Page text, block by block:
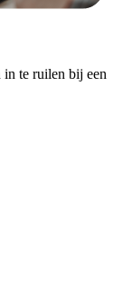
te ruilen bij een